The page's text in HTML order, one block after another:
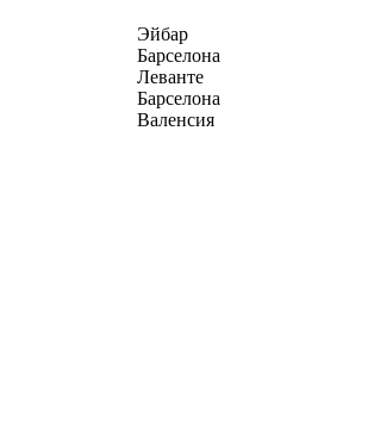
Эйбар
Барселона
Леванте
Барселона
Валенсия